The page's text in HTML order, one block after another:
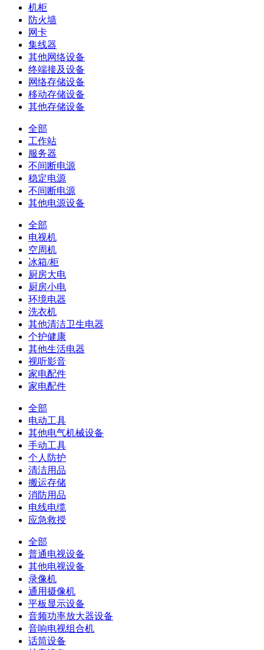
机柜
防火墙
网卡
集线器
其他网络设备
终端接及设备
网络存储设备
移动存储设备
其他存储设备
全部
工作站
服务器
不间断电源
稳定电源
不间断电源
其他电源设备
全部
电视机
空周机
冰箱/柜
厨房大电
厨房小电
环境电器
洗衣机
其他清洁卫生电器
个护健康
其他生活电器
视听影音
家电配件
家电配件
全部
电动工具
其他电气机械设备
手动工具
个人防护
清洁用品
搬运存储
消防用品
电线电缆
应急救授
全部
普通电视设备
其他电视设备
录像机
通用摄像机
平板显示设备
音频功率放大器设备
音响电视组合机
话筒设备